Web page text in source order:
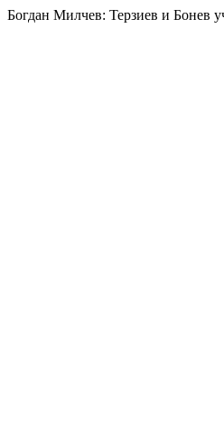
Богдан Милчев: Терзиев и Бонев